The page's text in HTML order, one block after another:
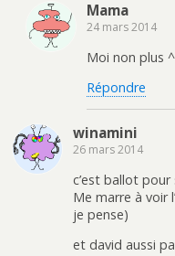
Mama
24 mars 2014
Moi non plus
Répondre
winamini
26 mars 2014
c’est ballot
Me marre à voir
je pense)
et david aussi